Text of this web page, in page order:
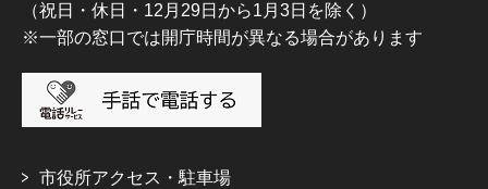
（祝日・休日・12月29日から1月3日を除く）
※一部の窓口では開庁時間が異なる場合があります
市役所アクセス・駐車場